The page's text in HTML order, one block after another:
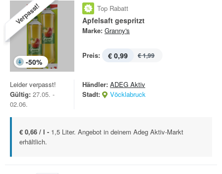
Verpasst!
-50%
Top Rabatt
Apfelsaft gespritzt
Marke: Granny's
Preis: € 0,99 € 1,99
Leider verpasst!
Gültig: 27.05. -
02.06.
Händler: ADEG Aktiv
Stadt:
Vöcklabruck
€ 0,66 / l - 1,5 Liter. Angebot in deinem Adeg Aktiv-Markt
erhältlich.